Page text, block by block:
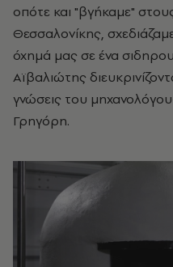
οπότε και "βγήκαμε"
Θεσσαλονίκης,
όχημά μας σε ένα
Αϊβαλιώτης
γνώσεις του
Γρηγόρη.